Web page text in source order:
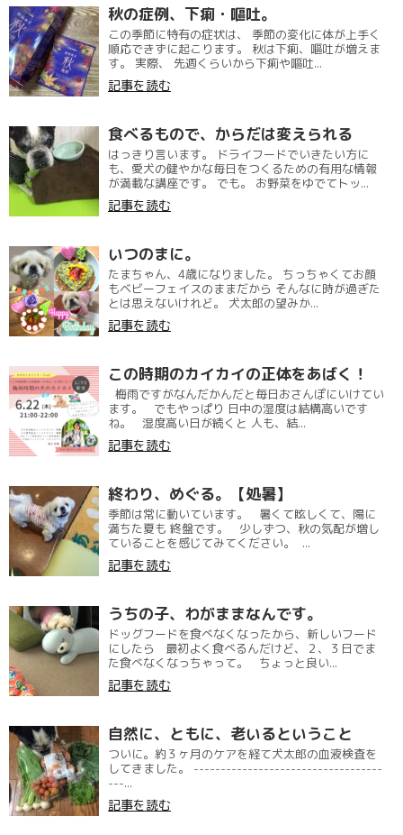
秋の症例、下痢・嘔吐。
この季節に特有の症状は、 季節の変化に体が上手く
順応できずに起こります。 秋は下痢、嘔吐が増えま
す。 実際、 先週くらいから下痢や嘔吐...
記事を読む
食べるもので、からだは変えられる
はっきり言います。 ドライフードでいきたい方に
も、愛犬の健やかな毎日をつくるための有用な情報
が満載な講座です。 でも。 お野菜をゆでてトッ...
記事を読む
いつのまに。
たまちゃん、4歳になりました。 ちっちゃくてお顔
もベビーフェイスのままだから そんなに時が過ぎた
とは思えないけれど。 犬太郎の望みか...
記事を読む
この時期のカイカイの正体をあばく！
梅雨ですがなんだかんだと毎日おさんぽにいけてい
ます。 でもやっぱり 日中の湿度は結構高いです
ね。 湿度高い日が続くと 人も、結...
記事を読む
終わり、めぐる。【処暑】
季節は常に動いています。 暑くて眩しくて、陽に
満ちた夏も 終盤です。 少しずつ、秋の気配が増し
ていることを感じてみてください。 ...
記事を読む
うちの子、わがままなんです。
ドッグフードを食べなくなったから、新しいフード
にしたら 最初よく食べるんだけど、２、３日でま
た食べなくなっちゃって。 ちょっと良い...
記事を読む
自然に、ともに、老いるということ
ついに。約３ヶ月のケアを経て犬太郎の血液検査を
してきました。 -----------------------------------
---...
記事を読む